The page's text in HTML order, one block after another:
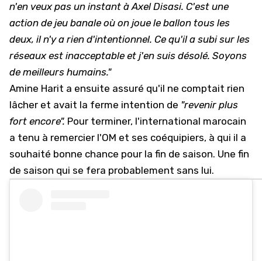
n'en veux pas un instant à Axel Disasi. C'est une
action de jeu banale où on joue le ballon tous les
deux, il n'y a rien d'intentionnel. Ce qu'il a subi sur les
réseaux est inacceptable et j'en suis désolé. Soyons
de meilleurs humains."
Amine Harit a ensuite assuré qu'il ne comptait rien
lâcher et avait la ferme intention de "revenir plus
fort encore". Pour terminer, l'international marocain
a tenu à remercier l'OM et ses coéquipiers, à qui il a
souhaité bonne chance pour la fin de saison. Une fin
de saison qui se fera probablement sans lui.